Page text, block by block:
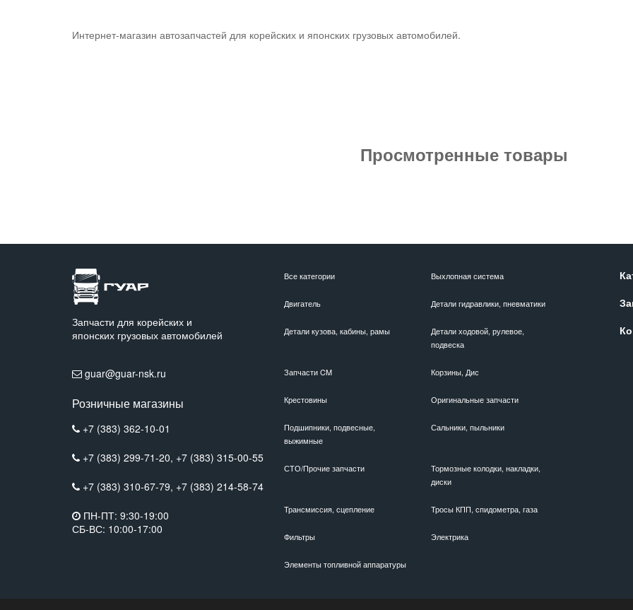
Интернет-магазин автозапчастей для корейских и японских грузовых автомобилей.
Просмотренные товары
Запчасти для корейских и
японских грузовых автомобилей
guar@guar-nsk.ru
Розничные магазины
+7 (383) 362-10-01
+7 (383) 299-71-20, +7 (383) 315-00-55
+7 (383) 310-67-79, +7 (383) 214-58-74
ПН-ПТ: 9:30-19:00
СБ-ВС: 10:00-17:00
Все категории Выхлопная система
Двигатель Детали гидравлики, пневматики
Детали кузова, кабины, рамы
Детали ходовой, рулевое,
подвеска
Запчасти CM Корзины, Дис
Крестовины Оригинальные запчасти
Подшипники, подвесные,
выжимные
Сальники, пыльники
СТО/Прочие запчасти
Тормозные колодки, накладки,
диски
Трансмиссия, сцепление Тросы КПП, спидометра, газа
Фильтры Электрика
Элементы топливной аппаратуры